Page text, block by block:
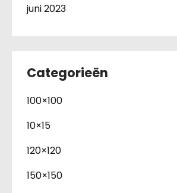
juni 2023
Categorieën
100×100
10×15
120×120
150×150